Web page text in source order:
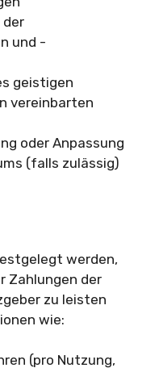
der
und -
geistigen
vereinbarten
oder Anpassung
(falls zulässig)
werden,
Zahlungen der
zu leisten
wie:
(pro Nutzung,